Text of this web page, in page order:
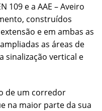
109 e a AAE – Aveiro
construídos
e em ambas as
as áreas de
sinalização vertical e
de um corredor
na maior parte da sua